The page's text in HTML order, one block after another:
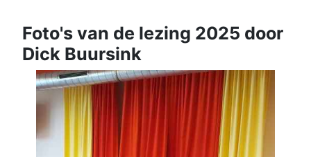
Foto's van de lezing 2025 door
Dick Buursink